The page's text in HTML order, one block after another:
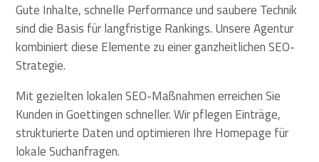
Gute Inhalte, schnelle Performance und saubere Technik
sind die Basis für langfristige Rankings. Unsere Agentur
kombiniert diese Elemente zu einer ganzheitlichen SEO-
Strategie.
Mit gezielten lokalen SEO-Maßnahmen erreichen Sie
Kunden in Goettingen schneller. Wir pflegen Einträge,
strukturierte Daten und optimieren Ihre Homepage für
lokale Suchanfragen.